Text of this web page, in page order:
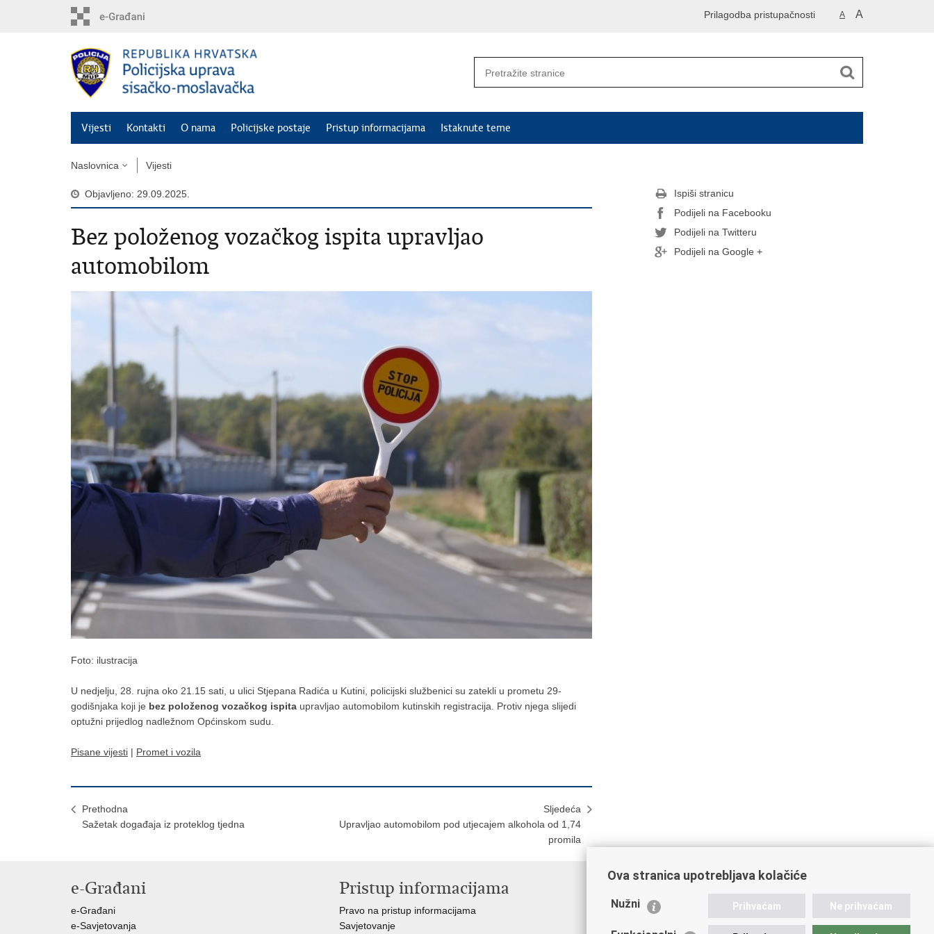
A A
Prilagodba pristupačnosti
Vijesti Kontakti O nama Policijske postaje Pristup informacijama Istaknute teme
Naslovnica Vijesti
Objavljeno: 29.09.2025.
​Bez položenog vozačkog ispita upravljao
automobilom
Foto: ilustracija
U nedjelju, 28. rujna oko 21.15 sati, u ulici Stjepana Radića u Kutini, policijski službenici su zatekli u prometu 29-
godišnjaka koji je bez položenog vozačkog ispita upravljao automobilom kutinskih registracija. Protiv njega slijedi
optužni prijedlog nadležnom Općinskom sudu.
Pisane vijesti | Promet i vozila
Prethodna
​Sažetak događaja iz proteklog tjedna
Sljedeća
​Upravljao automobilom pod utjecajem alkohola od 1,74
promila
Ispiši stranicu
Podijeli na Facebooku
Podijeli na Twitteru
Podijeli na Google +
e-Građani
e-Građani
e-Savjetovanja
Pristup informacijama
Pravo na pristup informacijama
Savjetovanje
Važne poveznice
Ministarstvo unutarnjih poslova
Ova stranica upotrebljava kolačiće
Nužni Prihvaćam Ne prihvaćam